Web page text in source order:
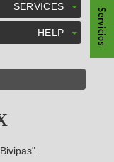
SERVICES
HELP